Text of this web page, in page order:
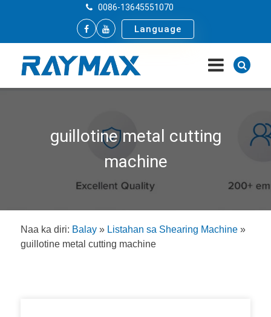
0086-13645551070
Language
guillotine metal cutting
machine
Naa ka diri: Balay » Listahan sa Shearing Machine »
guillotine metal cutting machine